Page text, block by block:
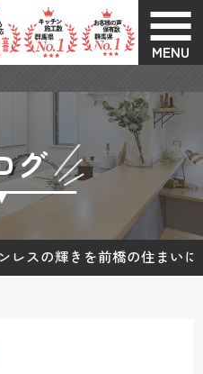
MENU
グ
レスの輝きを前橋の住まい